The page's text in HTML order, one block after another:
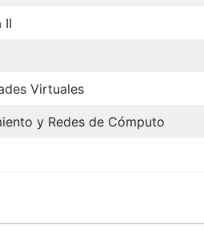
II
Virtuales
y Redes de Cómputo